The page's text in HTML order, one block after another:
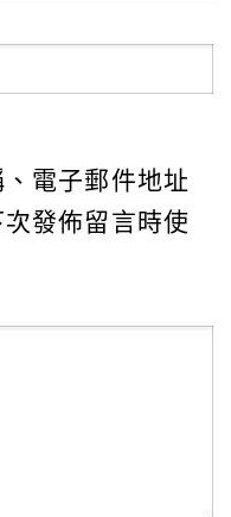
電子郵件地址
發佈留言時使